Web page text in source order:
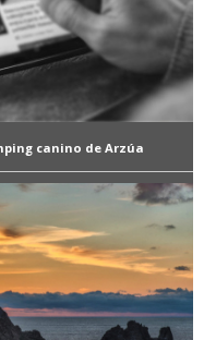
canino de Arzúa